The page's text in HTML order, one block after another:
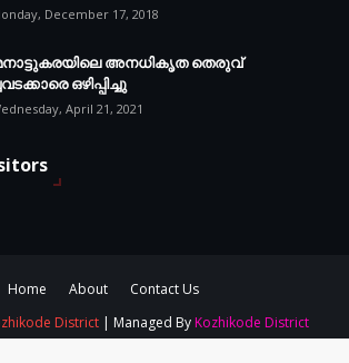
December 17, 2018
അനധികൃത തെരുവ്
ഒഴിപ്പിച്ചു
April 21, 2021
Home About
Contact Us
District | Managed By Kozhikode District